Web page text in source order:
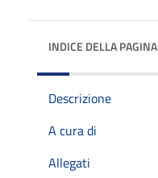
INDICE DELLA PAGINA
Descrizione
A cura di
Allegati